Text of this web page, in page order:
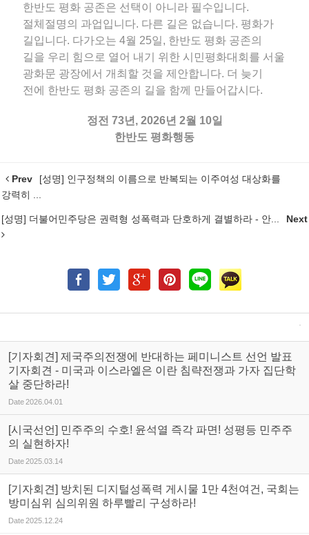
한반도 평화 공존은 선택이 아니라 필수입니다.
절체절명의 과업입니다. 다른 길은 없습니다. 평화가
길입니다. 다가오는 4월 25일, 한반도 평화 공존의
길을 우리 힘으로 열어 내기 위한 시민평화대회를 서울
광화문 광장에서 개최할 것을 제안합니다. 더 늦기
전에 한반도 평화 공존의 길을 함께 만들어갑시다.
정전 73년, 2026년 2월 10일
한반도 평화행동
Prev
[성명] 인구정책의 이름으로 반복되는 이주여성 대상화를
강력히 ...
[성명] 더불어민주당은 권력형 성폭력과 단호하게 결별하라 - 안... Next
[기자회견] 제국주의전쟁에 반대하는 페미니스트 선언 발표
기자회견 - 미국과 이스라엘은 이란 침략전쟁과 가자 집단학
살 중단하라!
Date2026.04.01
[시국선언] 민주주의 수호! 윤석열 즉각 파면! 성평등 민주주
의 실현하자!
Date2025.03.14
[기자회견] 방치된 디지털성폭력 게시물 1만 4천여건, 국회는
방미심위 심의위원 하루빨리 구성하라!
Date2025.12.24